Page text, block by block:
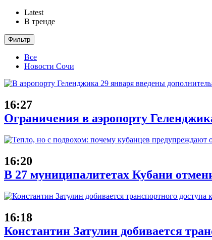
Latest
В тренде
Фильтр
Все
Новости Сочи
16:27
Ограничения в аэропорту
16:20
В 27 муниципалитетах Кубани
16:18
Константин Затулин добивается